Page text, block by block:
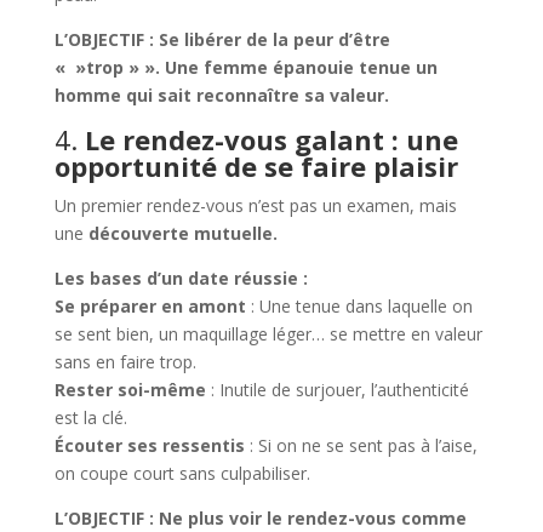
L’OBJECTIF : Se libérer de la peur d’être
« »trop » ». Une femme épanouie tenue un
homme qui sait reconnaître sa valeur.
4. Le rendez-vous galant : une
opportunité de se faire plaisir
Un premier rendez-vous n’est pas un examen, mais
une découverte mutuelle.
Les bases d’un date réussie :
Se préparer en amont : Une tenue dans laquelle on
se sent bien, un maquillage léger… se mettre en valeur
sans en faire trop.
Rester soi-même : Inutile de surjouer, l’authenticité
est la clé.
Écouter ses ressentis : Si on ne se sent pas à l’aise,
on coupe court sans culpabiliser.
L’OBJECTIF : Ne plus voir le rendez-vous comme